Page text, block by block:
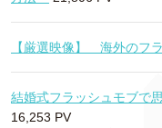
【厳選映像】 海外のフ
結婚式フラッシュモブで
16,253 PV